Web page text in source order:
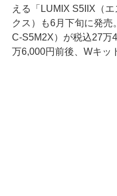
える「LUMIX S5IIX（
クス）も6月下旬に発
C-S5M2X）が税込27万
万6,000円前後、Wキッ